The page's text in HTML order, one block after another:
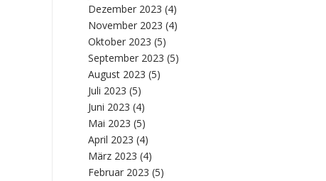
Dezember 2023 (4)
November 2023 (4)
Oktober 2023 (5)
September 2023 (5)
August 2023 (5)
Juli 2023 (5)
Juni 2023 (4)
Mai 2023 (5)
April 2023 (4)
März 2023 (4)
Februar 2023 (5)